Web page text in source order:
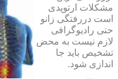
مشکلات ارتوپدی
است دررفتگی زانو
حتی رادیوگرافی
لازم نیست به محض
تشخیص باید جا
اندازی شود.